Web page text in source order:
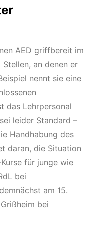
AED griffbereit im
an denen er
nennt sie eine
das Lehrpersonal
leider Standard –
Handhabung des
daran, die Situation
für junge wie
bei
am 15.
bei